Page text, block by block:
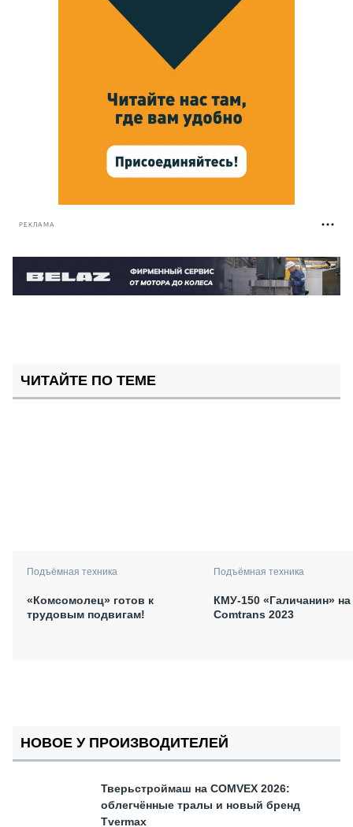
РЕКЛАМА
ЧИТАЙТЕ ПО ТЕМЕ
Подъёмная техника
«Комсомолец» готов к
трудовым подвигам!
Подъёмная техника
КМУ-150 «Галичанин» на
Comtrans 2023
НОВОЕ У ПРОИЗВОДИТЕЛЕЙ
Тверьстроймаш на COMVEX 2026:
облегчённые тралы и новый бренд
Tvermax